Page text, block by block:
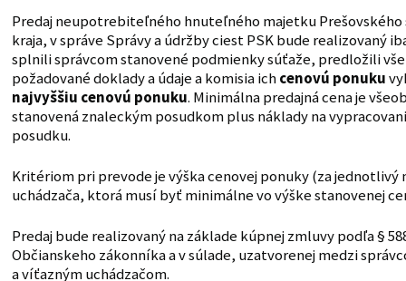
Predaj neupotrebiteľného hnuteľného majetku Prešovského
kraja, v správe Správy a údržby ciest PSK bude realizovaný
splnili správcom stanovené podmienky súťaže, predložili
požadované doklady a údaje a komisia ichcenovú ponuku
najvyššiu cenovú ponuku. Minimálna predajná cena je
stanovená znaleckým posudkom plus náklady na
posudku.
Kritériom pri prevode je výška cenovej ponuky (za jednotlivý
uchádzača, ktorá musí byť minimálne vo výške stanovenej
Predaj bude realizovaný na základe kúpnej zmluvy podľa §
Občianskeho zákonníka a v súlade, uzatvorenej medzi
a víťazným uchádzačom.